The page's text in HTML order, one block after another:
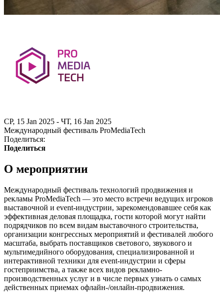
СР, 15 Jan 2025 - ЧТ, 16 Jan 2025
Международный фестиваль ProMediaTech
Поделиться:
Поделиться
О мероприятии
Международный фестиваль технологий продвижения и
рекламы ProMediaTech — это место встречи ведущих игроков
выставочной и event-индустрии, зарекомендовавшее себя как
эффективная деловая площадка, гости которой могут найти
подрядчиков по всем видам выставочного строительства,
организации конгрессных мероприятий и фестивалей любого
масштаба, выбрать поставщиков светового, звукового и
мультимедийного оборудования, специализированной и
интерактивной техники для event-индустрии и сферы
гостеприимства, а также всех видов рекламно-
производственных услуг и в числе первых узнать о самых
действенных приемах офлайн-/онлайн-продвижения.